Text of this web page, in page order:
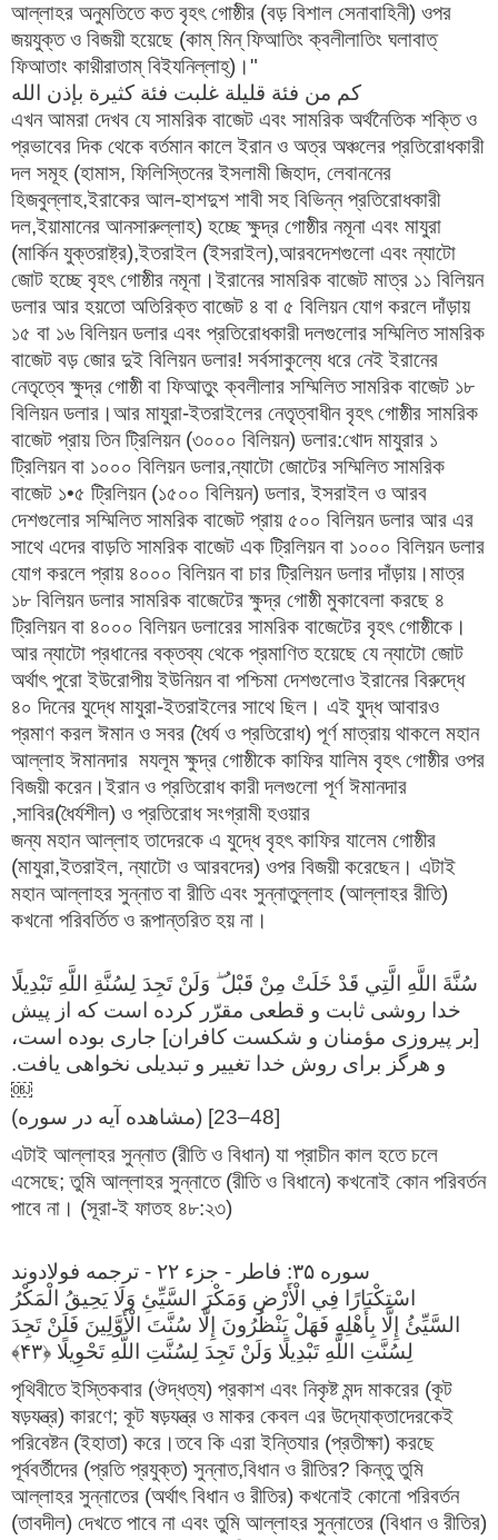
আল্লাহর অনুমতিতে কত বৃহৎ গোষ্ঠীর (বড় বিশাল সেনাবাহিনী) ওপর
জয়যুক্ত ও বিজয়ী হয়েছে (কাম্ মিন্ ফিআতিং ক্বলীলাতিং ঘলাবাত্
ফিআতাং কাথ়ীরাতাম্ বিইযনিল্লাহ্)।"
کم من فئة قلیلة غلبت فئة کثیرة بإذن الله
এখন আমরা দেখব যে সামরিক বাজেট এবং সামরিক অর্থনৈতিক শক্তি ও
প্রভাবের দিক থেকে বর্তমান কালে ইরান ও অত্র অঞ্চলের প্রতিরোধকারী
দল সমূহ (হামাস, ফিলিস্তিনের ইসলামী জিহাদ, লেবাননের
হিজবুল্লাহ,ইরাকের আল-হাশদুশ শাবী সহ বিভিন্ন প্রতিরোধকারী
দল,ইয়ামানের আনসারুল্লাহ) হচ্ছে ক্ষুদ্র গোষ্ঠীর নমূনা এবং মাযুরা
(মার্কিন যুক্তরাষ্ট্র),ইতরাইল (ইসরাইল),আরবদেশগুলো এবং ন্যাটো
জোট হচ্ছে বৃহৎ গোষ্ঠীর নমূনা।ইরানের সামরিক বাজেট মাত্র ১১ বিলিয়ন
ডলার আর হয়তো অতিরিক্ত বাজেট ৪ বা ৫ বিলিয়ন যোগ করলে দাঁড়ায়
১৫ বা ১৬ বিলিয়ন ডলার এবং প্রতিরোধকারী দলগুলোর সম্মিলিত সামরিক
বাজেট বড় জোর দুই বিলিয়ন ডলার! সর্বসাকুল্যে ধরে নেই ইরানের
নেতৃত্বে ক্ষুদ্র গোষ্ঠী বা ফিআতুং ক্বলীলার সম্মিলিত সামরিক বাজেট ১৮
বিলিয়ন ডলার।আর মাযুরা-ইতরাইলের নেতৃত্বাধীন বৃহৎ গোষ্ঠীর সামরিক
বাজেট প্রায় তিন ট্রিলিয়ন (৩০০০ বিলিয়ন) ডলার:খোদ মাযুরার ১
ট্রিলিয়ন বা ১০০০ বিলিয়ন ডলার,ন্যাটো জোটের সম্মিলিত সামরিক
বাজেট ১•৫ ট্রিলিয়ন (১৫০০ বিলিয়ন) ডলার, ইসরাইল ও আরব
দেশগুলোর সম্মিলিত সামরিক বাজেট প্রায় ৫০০ বিলিয়ন ডলার আর এর
সাথে এদের বাড়তি সামরিক বাজেট এক ট্রিলিয়ন বা ১০০০ বিলিয়ন ডলার
যোগ করলে প্রায় ৪০০০ বিলিয়ন বা চার ট্রিলিয়ন ডলার দাঁড়ায়।মাত্র
১৮ বিলিয়ন ডলার সামরিক বাজেটের ক্ষুদ্র গোষ্ঠী মুকাবেলা করছে ৪
ট্রিলিয়ন বা ৪০০০ বিলিয়ন ডলারের সামরিক বাজেটের বৃহৎ গোষ্ঠীকে।
আর ন্যাটো প্রধানের বক্তব্য থেকে প্রমাণিত হয়েছে যে ন্যাটো জোট
অর্থাৎ পুরো ইউরোপীয় ইউনিয়ন বা পশ্চিমা দেশগুলোও ইরানের বিরুদ্ধে
৪০ দিনের যুদ্ধে মাযুরা-ইতরাইলের সাথে ছিল। এই যুদ্ধ আবারও
প্রমাণ করল ঈমান ও সবর (ধৈর্য ও প্রতিরোধ) পূর্ণ মাত্রায় থাকলে মহান
আল্লাহ ঈমানদার মযলূম ক্ষুদ্র গোষ্ঠীকে কাফির যালিম বৃহৎ গোষ্ঠীর ওপর
বিজয়ী করেন।ইরান ও প্রতিরোধ কারী দলগুলো পূর্ণ ঈমানদার
,সাবির(ধৈর্যশীল) ও প্রতিরোধ সংগ্রামী হওয়ার
জন্য মহান আল্লাহ তাদেরকে এ যুদ্ধে বৃহৎ কাফির যালেম গোষ্ঠীর
(মাযুরা,ইতরাইল, ন্যাটো ও আরবদের) ওপর বিজয়ী করেছেন। এটাই
মহান আল্লাহর সুন্নাত বা রীতি এবং সুন্নাতুল্লাহ (আল্লাহর রীতি)
কখনো পরিবর্তিত ও রূপান্তরিত হয় না।
سُنَّةَ اللَّهِ الَّتِي قَدْ خَلَتْ مِنْ قَبْلُ ۖ وَلَنْ تَجِدَ لِسُنَّةِ اللَّهِ تَبْدِيلًا
خدا روشی ثابت و قطعی مقرّر کرده است که از پیش
[بر پیروزی مؤمنان و شکست کافران] جاری بوده است،
و هرگز برای روش خدا تغییر و تبدیلی نخواهی یافت.
￼
[48–23] (مشاهده آیه در سوره)
এটাই আল্লাহর সুন্নাত (রীতি ও বিধান) যা প্রাচীন কাল হতে চলে
এসেছে; তুমি আল্লাহর সুন্নাতে (রীতি ও বিধানে) কখনোই কোন পরিবর্তন
পাবে না। (সূরা-ই ফাতহ ৪৮:২৩)
سوره ۳۵: فاطر - جزء ۲۲ - ترجمه فولادوند
اسْتِكْبَارًا فِي الْأَرْضِ وَمَكْرَ السَّيِّئِ وَلَا يَحِيقُ الْمَكْرُ
السَّيِّئُ إِلَّا بِأَهْلِهِ فَهَلْ يَنْظُرُونَ إِلَّا سُنَّتَ الْأَوَّلِينَ فَلَنْ تَجِدَ
لِسُنَّتِ اللَّهِ تَبْدِيلًا وَلَنْ تَجِدَ لِسُنَّتِ اللَّهِ تَحْوِيلًا ﴿۴۳﴾
পৃথিবীতে ইস্তিকবার (ঔদ্ধত্য) প্রকাশ এবং নিকৃষ্ট মন্দ মাকরের (কূট
ষড়যন্ত্র) কারণে; কূট ষড়যন্ত্র ও মাকর কেবল এর উদ্যোক্তাদেরকেই
পরিবেষ্টন (ইহাতা) করে।তবে কি এরা ইন্তিযার (প্রতীক্ষা) করছে
পূর্ববর্তীদের (প্রতি প্রযুক্ত) সুন্নাত,বিধান ও রীতির? কিন্তু তুমি
আল্লাহর সুন্নাতের (অর্থাৎ বিধান ও রীতির) কখনোই কোনো পরিবর্তন
(তাবদীল) দেখতে পাবে না এবং তুমি আল্লাহর সুন্নাতের (বিধান ও রীতির)